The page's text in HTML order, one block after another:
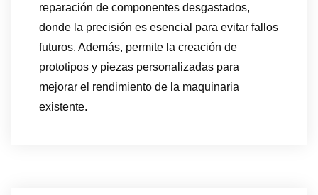
reparación de componentes desgastados,
donde la precisión es esencial para evitar fallos
futuros. Además, permite la creación de
prototipos y piezas personalizadas para
mejorar el rendimiento de la maquinaria
existente.